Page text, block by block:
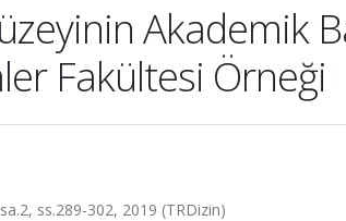
Akademik
Fakültesi Örneği
ss.289-302, 2019 (TRDizin)